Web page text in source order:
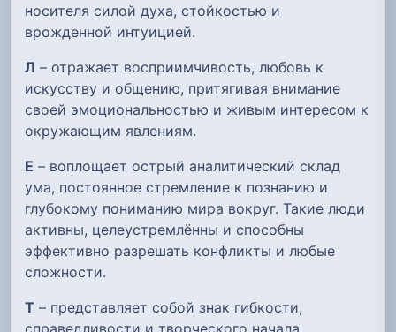
носителя силой духа, стойкостью и
врожденной интуицией.
Л – отражает восприимчивость, любовь к
искусству и общению, притягивая внимание
своей эмоциональностью и живым интересом к
окружающим явлениям.
Е – воплощает острый аналитический склад
ума, постоянное стремление к познанию и
глубокому пониманию мира вокруг. Такие люди
активны, целеустремлённы и способны
эффективно разрешать конфликты и любые
сложности.
Т – представляет собой знак гибкости,
справедливости и творческого начала,